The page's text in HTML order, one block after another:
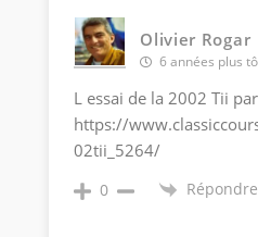
Olivier Rogar
6 années plus
L essai de la 2002 Tii
https://
02tii_5264/
0 Répondre